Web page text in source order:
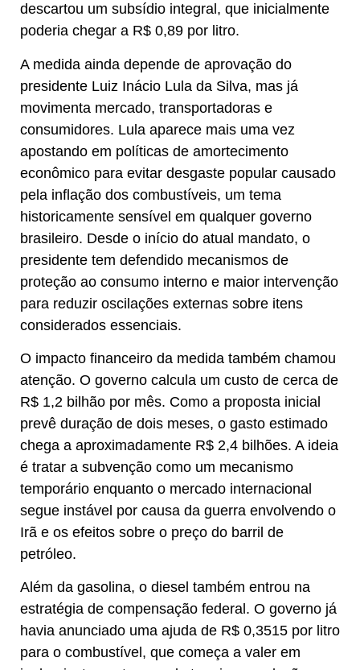
descartou um subsídio integral, que inicialmente
poderia chegar a R$ 0,89 por litro.
A medida ainda depende de aprovação do
presidente Luiz Inácio Lula da Silva, mas já
movimenta mercado, transportadoras e
consumidores. Lula aparece mais uma vez
apostando em políticas de amortecimento
econômico para evitar desgaste popular causado
pela inflação dos combustíveis, um tema
historicamente sensível em qualquer governo
brasileiro. Desde o início do atual mandato, o
presidente tem defendido mecanismos de
proteção ao consumo interno e maior intervenção
para reduzir oscilações externas sobre itens
considerados essenciais.
O impacto financeiro da medida também chamou
atenção. O governo calcula um custo de cerca de
R$ 1,2 bilhão por mês. Como a proposta inicial
prevê duração de dois meses, o gasto estimado
chega a aproximadamente R$ 2,4 bilhões. A ideia
é tratar a subvenção como um mecanismo
temporário enquanto o mercado internacional
segue instável por causa da guerra envolvendo o
Irã e os efeitos sobre o preço do barril de
petróleo.
Além da gasolina, o diesel também entrou na
estratégia de compensação federal. O governo já
havia anunciado uma ajuda de R$ 0,3515 por litro
para o combustível, que começa a valer em